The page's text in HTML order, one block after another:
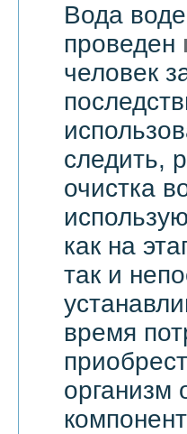
Вода
проведен
человек
следить,
очистка
как на
так и
время
организм